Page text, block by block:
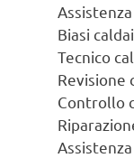
Biasi
Tecnico
Revisione
Controllo